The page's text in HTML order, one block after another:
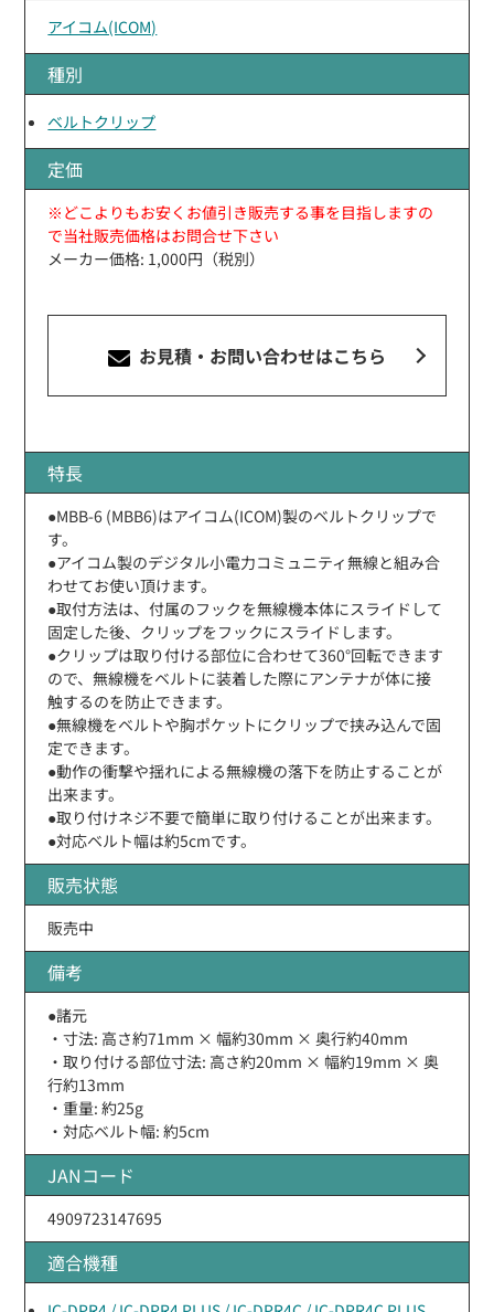
アイコム(ICOM)
種別
ベルトクリップ
定価
※どこよりもお安くお値引き販売する事を目指しますの
で当社販売価格はお問合せ下さい
メーカー価格: 1,000円（税別）
お見積・お問い合わせはこちら
特長
●MBB-6 (MBB6)はアイコム(ICOM)製のベルトクリップで
す。
●アイコム製のデジタル小電力コミュニティ無線と組み合
わせてお使い頂けます。
●取付方法は、付属のフックを無線機本体にスライドして
固定した後、クリップをフックにスライドします。
●クリップは取り付ける部位に合わせて360°回転できます
ので、無線機をベルトに装着した際にアンテナが体に接
触するのを防止できます。
●無線機をベルトや胸ポケットにクリップで挟み込んで固
定できます。
●動作の衝撃や揺れによる無線機の落下を防止することが
出来ます。
●取り付けネジ不要で簡単に取り付けることが出来ます。
●対応ベルト幅は約5cmです。
販売状態
販売中
備考
●諸元
・寸法: 高さ約71mm × 幅約30mm × 奥行約40mm
・取り付ける部位寸法: 高さ約20mm × 幅約19mm × 奥
行約13mm
・重量: 約25g
・対応ベルト幅: 約5cm
JANコード
4909723147695
適合機種